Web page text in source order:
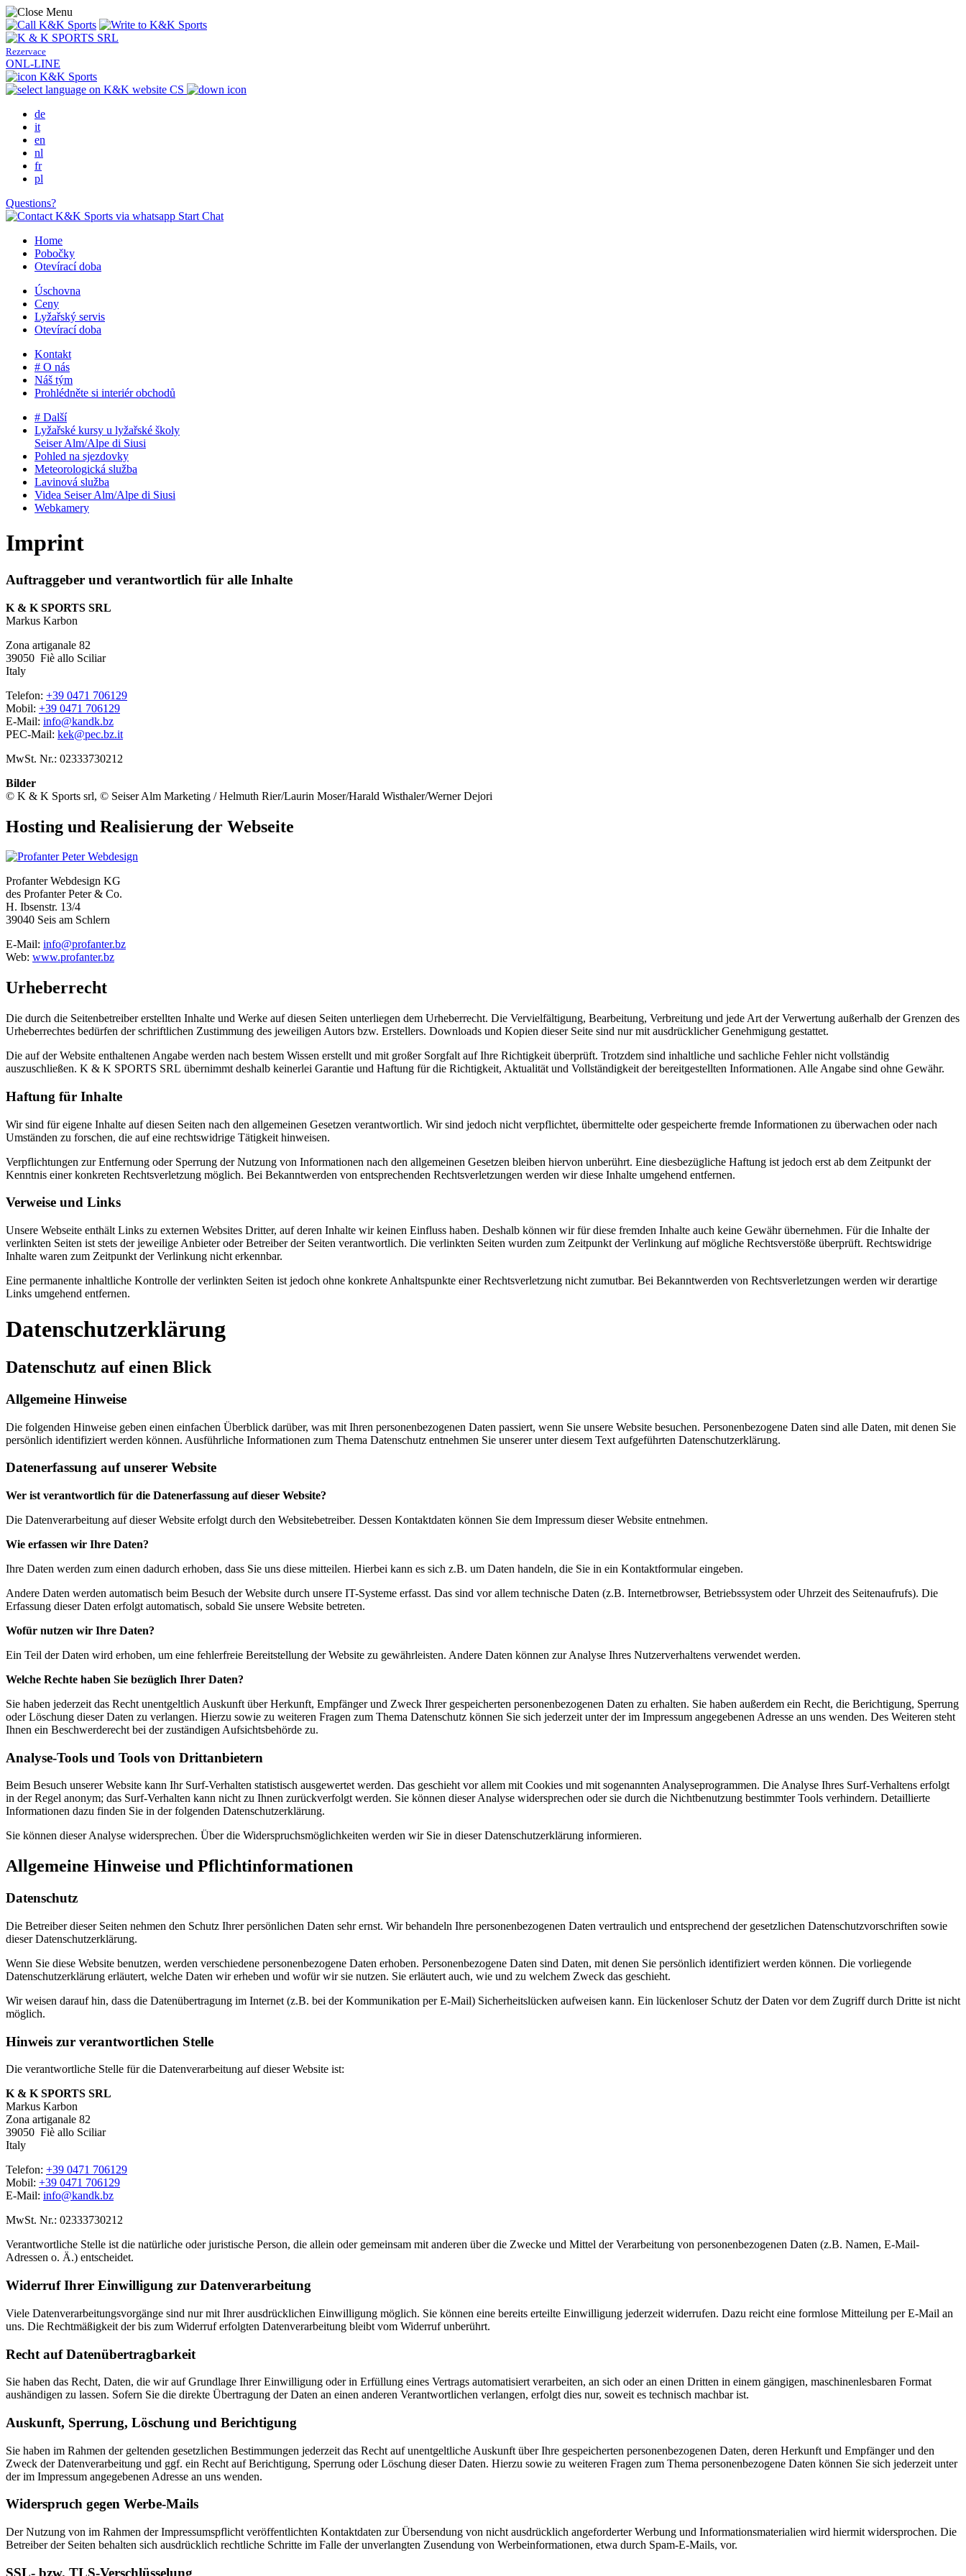
Rezervace
ONL-LINE
CS
de
it
en
nl
fr
pl
Questions?
Start Chat
Home
Pobočky
Otevírací doba
Úschovna
Ceny
Lyžařský servis
Otevírací doba
Kontakt
# O nás
Náš tým
Prohlédněte si interiér obchodů
# Další
Lyžařské kursy u lyžařské školy
Seiser Alm/Alpe di Siusi
Pohled na sjezdovky
Meteorologická služba
Lavinová služba
Videa Seiser Alm/Alpe di Siusi
Webkamery
Imprint
Auftraggeber und verantwortlich für alle Inhalte
K & K SPORTS SRL
Markus Karbon
Zona artiganale 82
39050 Fiè allo Sciliar
Italy
Telefon: +39 0471 706129
Mobil: +39 0471 706129
E-Mail: info@kandk.bz
PEC-Mail: kek@pec.bz.it
MwSt. Nr.: 02333730212
Bilder
© K & K Sports srl, © Seiser Alm Marketing / Helmuth Rier/Laurin Moser/Harald Wisthaler/Werner Dejori
Hosting und Realisierung der Webseite
Profanter Webdesign KG
des Profanter Peter & Co.
H. Ibsenstr. 13/4
39040 Seis am Schlern
E-Mail: info@profanter.bz
Web: www.profanter.bz
Urheberrecht
Die durch die Seitenbetreiber erstellten Inhalte und Werke auf diesen Seiten unterliegen dem Urheberrecht. Die Vervielfältigung, Bearbeitung, Verbreitung und jede Art der Verwertung außerhalb der Grenzen des
Urheberrechtes bedürfen der schriftlichen Zustimmung des jeweiligen Autors bzw. Erstellers. Downloads und Kopien dieser Seite sind nur mit ausdrücklicher Genehmigung gestattet.
Die auf der Website enthaltenen Angabe werden nach bestem Wissen erstellt und mit großer Sorgfalt auf Ihre Richtigkeit überprüft. Trotzdem sind inhaltliche und sachliche Fehler nicht vollständig
auszuschließen. K & K SPORTS SRL übernimmt deshalb keinerlei Garantie und Haftung für die Richtigkeit, Aktualität und Vollständigkeit der bereitgestellten Informationen. Alle Angabe sind ohne Gewähr.
Haftung für Inhalte
Wir sind für eigene Inhalte auf diesen Seiten nach den allgemeinen Gesetzen verantwortlich. Wir sind jedoch nicht verpflichtet, übermittelte oder gespeicherte fremde Informationen zu überwachen oder nach
Umständen zu forschen, die auf eine rechtswidrige Tätigkeit hinweisen.
Verpflichtungen zur Entfernung oder Sperrung der Nutzung von Informationen nach den allgemeinen Gesetzen bleiben hiervon unberührt. Eine diesbezügliche Haftung ist jedoch erst ab dem Zeitpunkt der
Kenntnis einer konkreten Rechtsverletzung möglich. Bei Bekanntwerden von entsprechenden Rechtsverletzungen werden wir diese Inhalte umgehend entfernen.
Verweise und Links
Unsere Webseite enthält Links zu externen Websites Dritter, auf deren Inhalte wir keinen Einfluss haben. Deshalb können wir für diese fremden Inhalte auch keine Gewähr übernehmen. Für die Inhalte der
verlinkten Seiten ist stets der jeweilige Anbieter oder Betreiber der Seiten verantwortlich. Die verlinkten Seiten wurden zum Zeitpunkt der Verlinkung auf mögliche Rechtsverstöße überprüft. Rechtswidrige
Inhalte waren zum Zeitpunkt der Verlinkung nicht erkennbar.
Eine permanente inhaltliche Kontrolle der verlinkten Seiten ist jedoch ohne konkrete Anhaltspunkte einer Rechtsverletzung nicht zumutbar. Bei Bekanntwerden von Rechtsverletzungen werden wir derartige
Links umgehend entfernen.
Datenschutzerklärung
Datenschutz auf einen Blick
Allgemeine Hinweise
Die folgenden Hinweise geben einen einfachen Überblick darüber, was mit Ihren personenbezogenen Daten passiert, wenn Sie unsere Website besuchen. Personenbezogene Daten sind alle Daten, mit denen Sie
persönlich identifiziert werden können. Ausführliche Informationen zum Thema Datenschutz entnehmen Sie unserer unter diesem Text aufgeführten Datenschutzerklärung.
Datenerfassung auf unserer Website
Wer ist verantwortlich für die Datenerfassung auf dieser Website?
Die Datenverarbeitung auf dieser Website erfolgt durch den Websitebetreiber. Dessen Kontaktdaten können Sie dem Impressum dieser Website entnehmen.
Wie erfassen wir Ihre Daten?
Ihre Daten werden zum einen dadurch erhoben, dass Sie uns diese mitteilen. Hierbei kann es sich z.B. um Daten handeln, die Sie in ein Kontaktformular eingeben.
Andere Daten werden automatisch beim Besuch der Website durch unsere IT-Systeme erfasst. Das sind vor allem technische Daten (z.B. Internetbrowser, Betriebssystem oder Uhrzeit des Seitenaufrufs). Die
Erfassung dieser Daten erfolgt automatisch, sobald Sie unsere Website betreten.
Wofür nutzen wir Ihre Daten?
Ein Teil der Daten wird erhoben, um eine fehlerfreie Bereitstellung der Website zu gewährleisten. Andere Daten können zur Analyse Ihres Nutzerverhaltens verwendet werden.
Welche Rechte haben Sie bezüglich Ihrer Daten?
Sie haben jederzeit das Recht unentgeltlich Auskunft über Herkunft, Empfänger und Zweck Ihrer gespeicherten personenbezogenen Daten zu erhalten. Sie haben außerdem ein Recht, die Berichtigung, Sperrung
oder Löschung dieser Daten zu verlangen. Hierzu sowie zu weiteren Fragen zum Thema Datenschutz können Sie sich jederzeit unter der im Impressum angegebenen Adresse an uns wenden. Des Weiteren steht
Ihnen ein Beschwerderecht bei der zuständigen Aufsichtsbehörde zu.
Analyse-Tools und Tools von Drittanbietern
Beim Besuch unserer Website kann Ihr Surf-Verhalten statistisch ausgewertet werden. Das geschieht vor allem mit Cookies und mit sogenannten Analyseprogrammen. Die Analyse Ihres Surf-Verhaltens erfolgt
in der Regel anonym; das Surf-Verhalten kann nicht zu Ihnen zurückverfolgt werden. Sie können dieser Analyse widersprechen oder sie durch die Nichtbenutzung bestimmter Tools verhindern. Detaillierte
Informationen dazu finden Sie in der folgenden Datenschutzerklärung.
Sie können dieser Analyse widersprechen. Über die Widerspruchsmöglichkeiten werden wir Sie in dieser Datenschutzerklärung informieren.
Allgemeine Hinweise und Pflichtinformationen
Datenschutz
Die Betreiber dieser Seiten nehmen den Schutz Ihrer persönlichen Daten sehr ernst. Wir behandeln Ihre personenbezogenen Daten vertraulich und entsprechend der gesetzlichen Datenschutzvorschriften sowie
dieser Datenschutzerklärung.
Wenn Sie diese Website benutzen, werden verschiedene personenbezogene Daten erhoben. Personenbezogene Daten sind Daten, mit denen Sie persönlich identifiziert werden können. Die vorliegende
Datenschutzerklärung erläutert, welche Daten wir erheben und wofür wir sie nutzen. Sie erläutert auch, wie und zu welchem Zweck das geschieht.
Wir weisen darauf hin, dass die Datenübertragung im Internet (z.B. bei der Kommunikation per E-Mail) Sicherheitslücken aufweisen kann. Ein lückenloser Schutz der Daten vor dem Zugriff durch Dritte ist nicht
möglich.
Hinweis zur verantwortlichen Stelle
Die verantwortliche Stelle für die Datenverarbeitung auf dieser Website ist:
K & K SPORTS SRL
Markus Karbon
Zona artiganale 82
39050 Fiè allo Sciliar
Italy
Telefon: +39 0471 706129
Mobil: +39 0471 706129
E-Mail: info@kandk.bz
MwSt. Nr.: 02333730212
Verantwortliche Stelle ist die natürliche oder juristische Person, die allein oder gemeinsam mit anderen über die Zwecke und Mittel der Verarbeitung von personenbezogenen Daten (z.B. Namen, E-Mail-
Adressen o. Ä.) entscheidet.
Widerruf Ihrer Einwilligung zur Datenverarbeitung
Viele Datenverarbeitungsvorgänge sind nur mit Ihrer ausdrücklichen Einwilligung möglich. Sie können eine bereits erteilte Einwilligung jederzeit widerrufen. Dazu reicht eine formlose Mitteilung per E-Mail an
uns. Die Rechtmäßigkeit der bis zum Widerruf erfolgten Datenverarbeitung bleibt vom Widerruf unberührt.
Recht auf Datenübertragbarkeit
Sie haben das Recht, Daten, die wir auf Grundlage Ihrer Einwilligung oder in Erfüllung eines Vertrags automatisiert verarbeiten, an sich oder an einen Dritten in einem gängigen, maschinenlesbaren Format
aushändigen zu lassen. Sofern Sie die direkte Übertragung der Daten an einen anderen Verantwortlichen verlangen, erfolgt dies nur, soweit es technisch machbar ist.
Auskunft, Sperrung, Löschung und Berichtigung
Sie haben im Rahmen der geltenden gesetzlichen Bestimmungen jederzeit das Recht auf unentgeltliche Auskunft über Ihre gespeicherten personenbezogenen Daten, deren Herkunft und Empfänger und den
Zweck der Datenverarbeitung und ggf. ein Recht auf Berichtigung, Sperrung oder Löschung dieser Daten. Hierzu sowie zu weiteren Fragen zum Thema personenbezogene Daten können Sie sich jederzeit unter
der im Impressum angegebenen Adresse an uns wenden.
Widerspruch gegen Werbe-Mails
Der Nutzung von im Rahmen der Impressumspflicht veröffentlichten Kontaktdaten zur Übersendung von nicht ausdrücklich angeforderter Werbung und Informationsmaterialien wird hiermit widersprochen. Die
Betreiber der Seiten behalten sich ausdrücklich rechtliche Schritte im Falle der unverlangten Zusendung von Werbeinformationen, etwa durch Spam-E-Mails, vor.
SSL- bzw. TLS-Verschlüsselung